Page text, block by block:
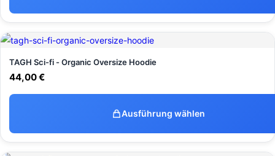
TAGH Sci-fi - Organic Oversize Hoodie
44,00€
Ausführung wählen